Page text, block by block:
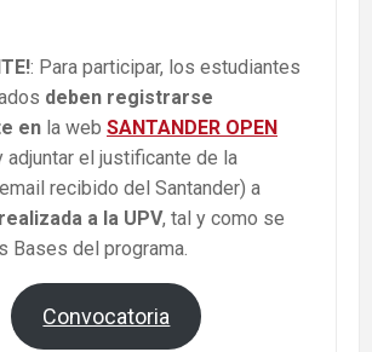
: Para participar, los estudiantes
deben registrarse
en la web SANTANDER OPEN
adjuntar el justificante de la
recibido del Santander) a
a la UPV, tal y como se
Bases del programa.
Convocatoria